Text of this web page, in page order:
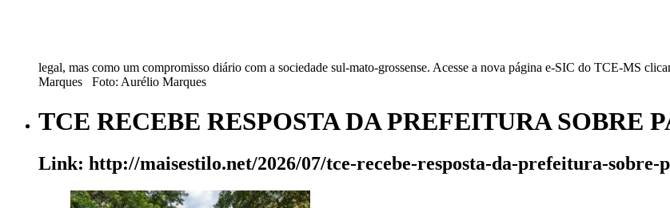
legal, mas como um compromisso diário com a sociedade sul-mato-grossense. Acesse a nova página e-SIC do TCE-MS
Marques Foto: Aurélio Marques
TCE RECEBE RESPOSTA DA PREFEITURA SOBRE
Link: http://maisestilo.net/2026/07/tce-recebe-resposta-da-prefeitura-sobre-